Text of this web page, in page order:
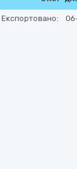
Експортовано: